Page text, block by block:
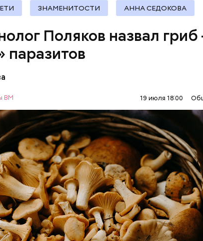
ЗНАМЕНИТОСТИ АННА СЕДОКОВА
Поляков назвал
паразитов
ВМ 19 июля 18:00
разрушать яйца некоторых
считается оптимальным среди
программ, — подчеркнул специалист.
ВРАЧИ ГРИБЫ ПРОДУКТЫ
молнией важно не паниковать,